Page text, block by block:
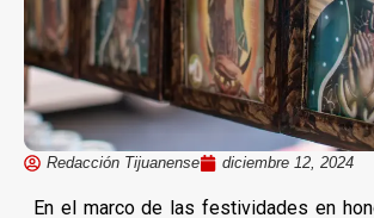
Redacción Tijuanense diciembre 12, 2024
En el marco de las festividades en